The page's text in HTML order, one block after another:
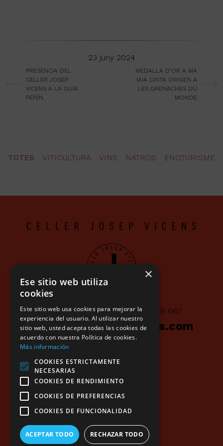
23 juny 2024
PRESÈNCIA DEL
CELLER JOSEP
VICENS A LA GUÍA
PEÑÍN
MEDALLA D'OR A MA
IAIA CINTA ORIGEN A
LES GRENACHES DU
MONDE
TOTES VITICULTURA VINS NATROS ENOTURISME
Av. Aragó 20, Gandesa / 660 658 667
info@cellerjosepvicens.com
Avís legal
Política de cookies
×
Ese sitio web utiliza
cookies
Este sitio web usa cookies para mejorar la
experiencia del usuario. Al utilizar nuestro
sitio web, usted acepta todas las cookies de
acuerdo con nuestra Política de cookies.
Más información
COOKIES ESTRICTAMENTE
NECESARIAS
COOKIES DE RENDIMIENTO
COOKIES DE PREFERENCIAS
COOKIES DE FUNCIONALIDAD
ACEPTAR TODO RECHAZAR TODO